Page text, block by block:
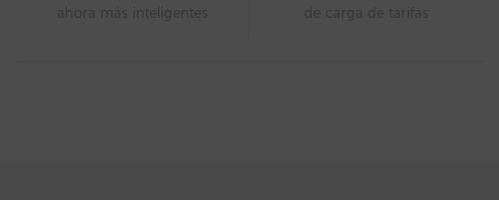
ahora más inteligentes
de carga de tarifas